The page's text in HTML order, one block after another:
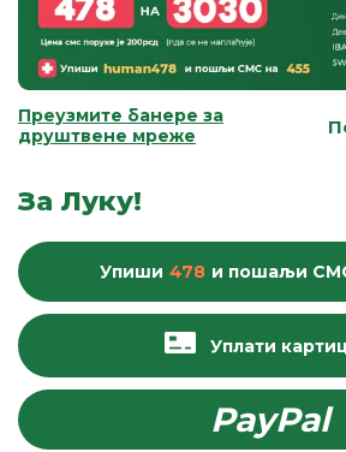
Преузмите банере за
друштвене мреже
За Луку!
Уплати
PayPal
Упиши 478 и пошаљи